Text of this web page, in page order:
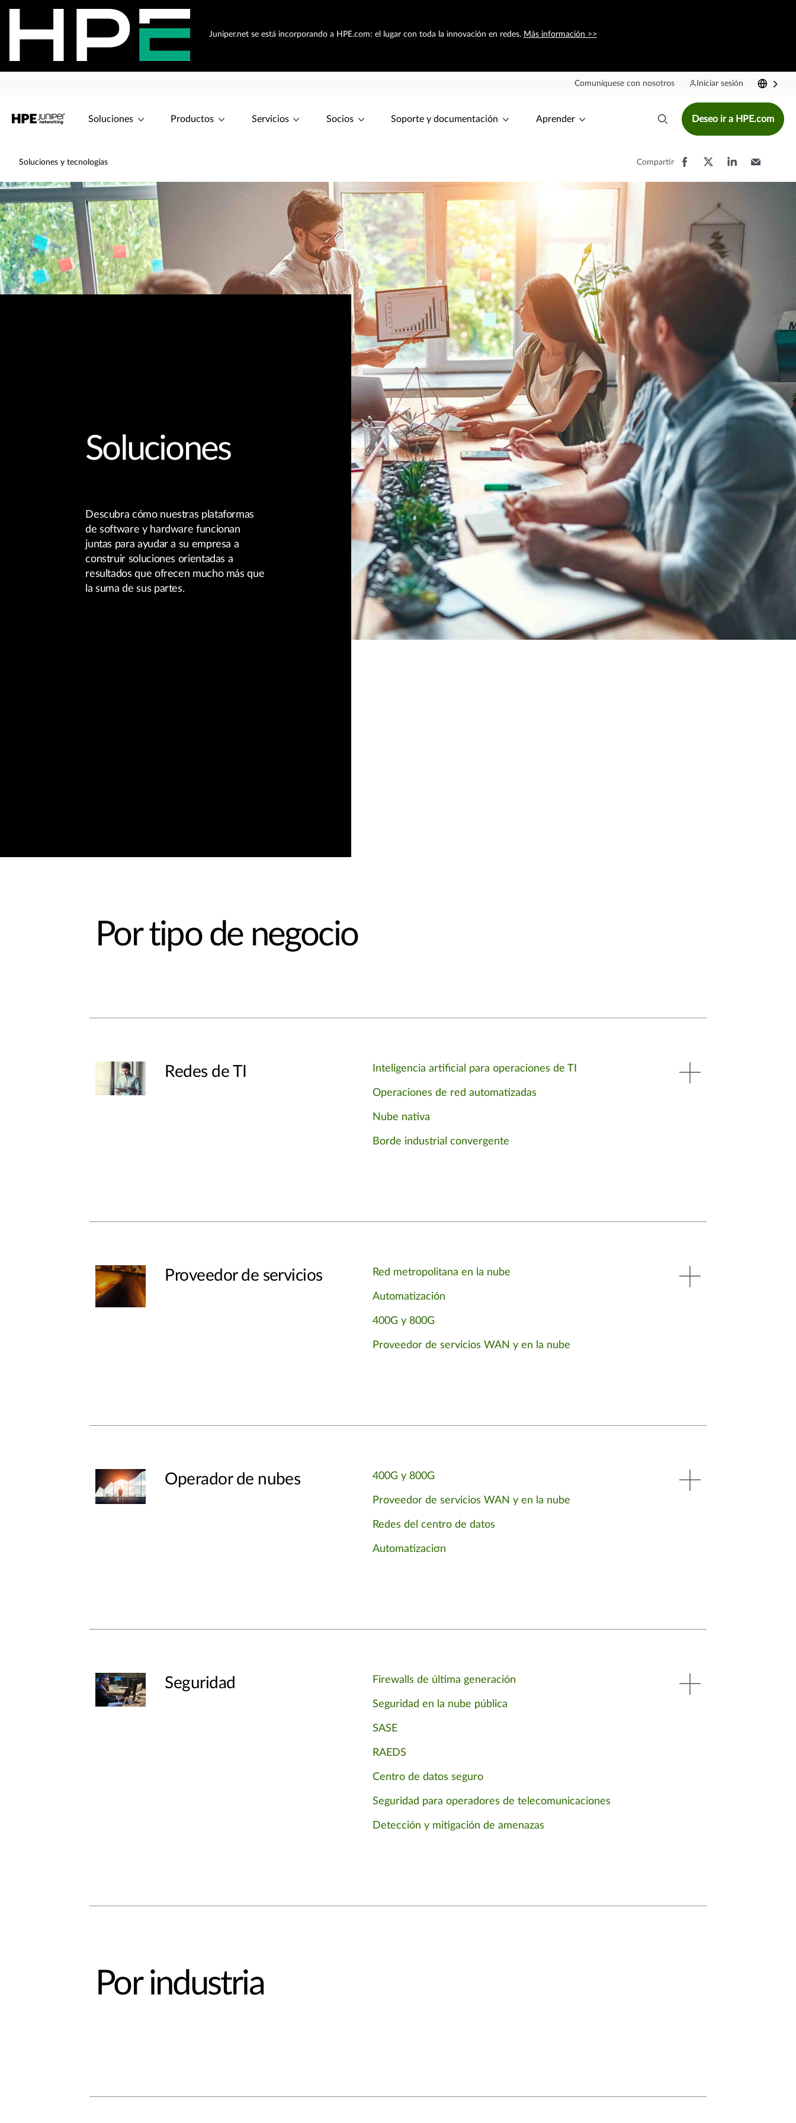
Juniper.net se está incorporando a HPE.com: el lugar con toda la innovación en redes. Más información >>
Comuníquese con nosotros Iniciar sesión
Soluciones Productos Servicios Socios Soporte y documentación Aprender Deseo ir a HPE.com
Soluciones y tecnologías Compartir
Soluciones
Descubra cómo nuestras plataformas
de software y hardware funcionan
juntas para ayudar a su empresa a
construir soluciones orientadas a
resultados que ofrecen mucho más que
la suma de sus partes.
Por tipo de negocio
Redes de TI Inteligencia artificial para operaciones de TI
Operaciones de red automatizadas
Nube nativa
Borde industrial convergente
Proveedor de servicios Red metropolitana en la nube
Automatización
400G y 800G
Proveedor de servicios WAN y en la nube
Operador de nubes 400G y 800G
Proveedor de servicios WAN y en la nube
Redes del centro de datos
Automatizaciσn
Seguridad Firewalls de última generación
Seguridad en la nube pública
SASE
RAEDS
Centro de datos seguro
Seguridad para operadores de telecomunicaciones
Detección y mitigación de amenazas
Por industria